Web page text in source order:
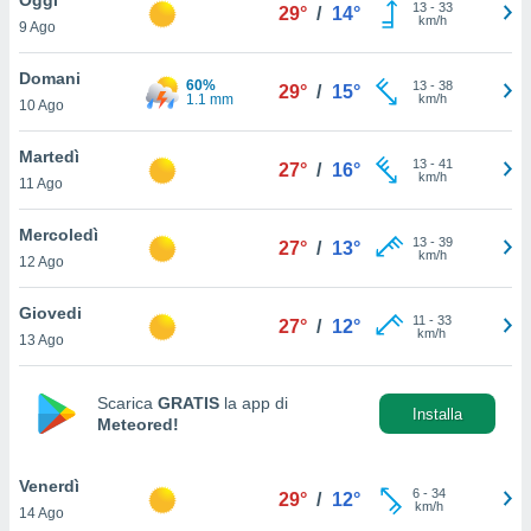
è
al sito
di
ci
di
il
un
la
nella
9 Ago
29° / 14° 13- 33
km/h
Domani
10 Ago
60%
1.1 mm
29° / 15° 13- 38
km/h
Martedì
11 Ago
27° / 16° 13- 41
km/h
Mercoledì
12 Ago
27° / 13° 13- 39
km/h
Giovedi
13 Ago
27° / 12° 11 - 33
km/h
Scarica GRATIS la app di
Meteored!
Installa
Venerdì
14 Ago
29° / 12° 6- 34
km/h